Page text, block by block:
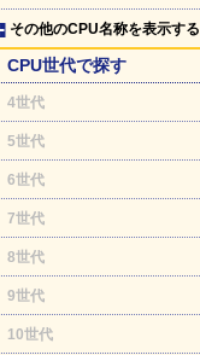
その他のCPU名称を表示する
CPU世代で探す
4世代
5世代
6世代
7世代
8世代
9世代
10世代